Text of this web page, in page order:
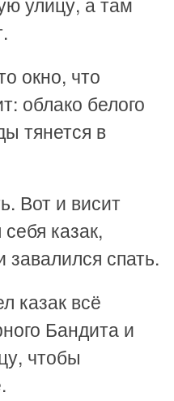
окно, что
облако белого
тянется в
Вот и висит
казак,
завалился спать.
казак всё
Бандита и
чтобы